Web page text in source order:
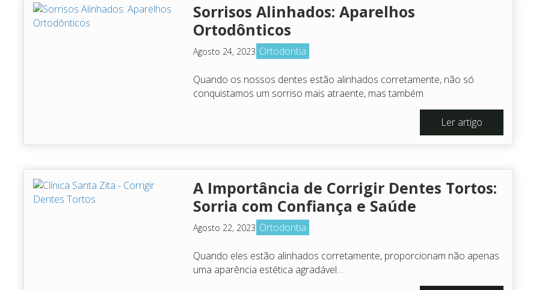
Sorrisos Alinhados: Aparelhos
Ortodônticos
Agosto 24, 2023 Ortodontia
Quando os nossos dentes estão alinhados corretamente, não só
conquistamos um sorriso mais atraente, mas também
Ler artigo
A Importância de Corrigir Dentes Tortos:
Sorria com Confiança e Saúde
Agosto 22, 2023 Ortodontia
Quando eles estão alinhados corretamente, proporcionam não apenas
uma aparência estética agradável…